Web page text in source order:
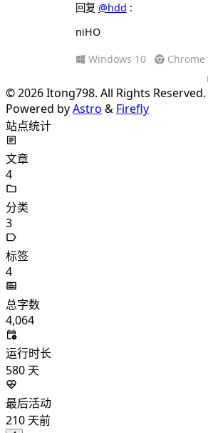
回复 @hdd :
niHO
Windows 10 Chrome
©2026Itong798. All Rights
Powered byAstro & Firefly
站点统计
文章
4
分类
3
标签
4
总字数
4,064
运行时长
580 天
最后活动
210 天前